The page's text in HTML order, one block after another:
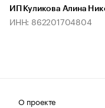
ИП Куликова Алина
ИНН: 862201704804
О проекте